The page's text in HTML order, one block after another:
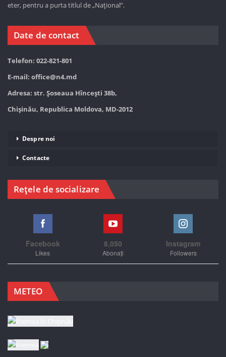
eter, pentru a purta titlul de „Național”.
Date de contact
Telefon: 022-821-801
E-mail: office@n4.md
Adresa: str. Șoseaua Hînceşti 38b,
Chișinău, Republica Moldova, MD-2012
Despre noi
Contacte
Rețele de socializare
Facebook
Likes
8,050
Abonați
Instagram
Followers
METEO